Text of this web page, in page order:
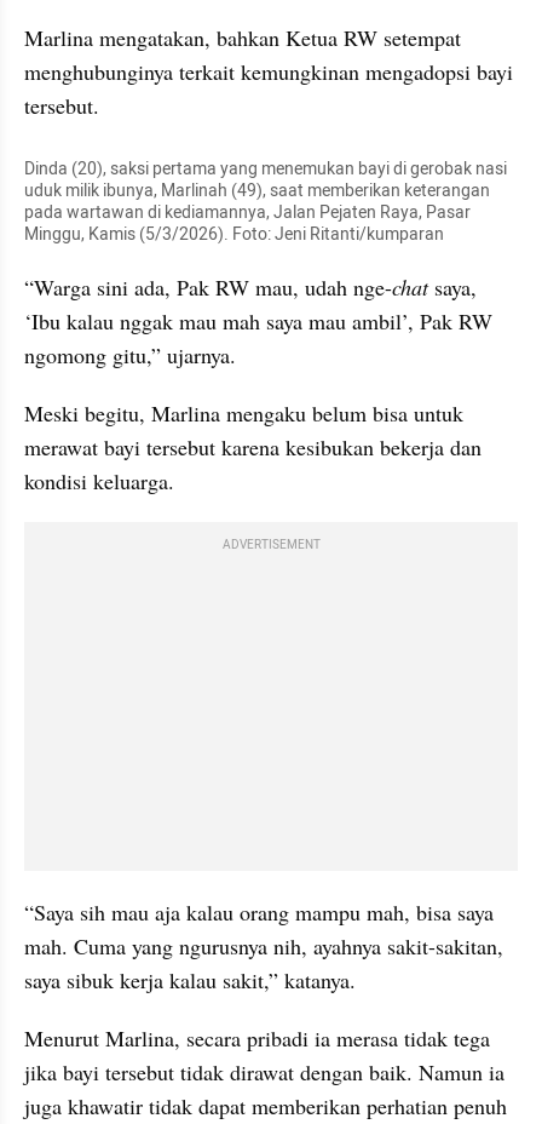
Marlina mengatakan, bahkan Ketua RW setempat
menghubunginya terkait kemungkinan mengadopsi bayi
tersebut.
Dinda (20), saksi pertama yang menemukan bayi di gerobak nasi
uduk milik ibunya, Marlinah (49), saat memberikan keterangan
pada wartawan di kediamannya, Jalan Pejaten Raya, Pasar
Minggu, Kamis (5/3/2026). Foto: Jeni Ritanti/kumparan
“Warga sini ada, Pak RW mau, udah nge-chat saya,
‘Ibu kalau nggak mau mah saya mau ambil’, Pak RW
ngomong gitu,” ujarnya.
Meski begitu, Marlina mengaku belum bisa untuk
merawat bayi tersebut karena kesibukan bekerja dan
kondisi keluarga.
ADVERTISEMENT
“Saya sih mau aja kalau orang mampu mah, bisa saya
mah. Cuma yang ngurusnya nih, ayahnya sakit-sakitan,
saya sibuk kerja kalau sakit,” katanya.
Menurut Marlina, secara pribadi ia merasa tidak tega
jika bayi tersebut tidak dirawat dengan baik. Namun ia
juga khawatir tidak dapat memberikan perhatian penuh